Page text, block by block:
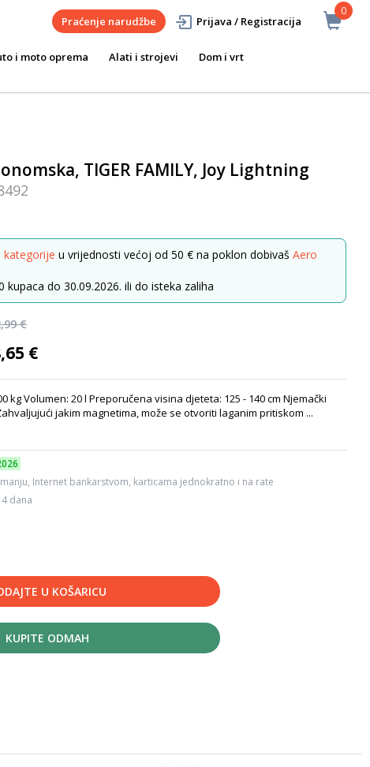
0
Praćenje narudžbe Prijava / Registracija
i moto oprema Alati i strojevi
Dom i vrt
TIGER FAMILY, Joy Lightning
kategorije u vrijednosti većoj od 50 € na poklon dobivaš Aero
kupaca do 30.09.2026. ili do isteka zaliha
€
€
kg Volumen: 20 l Preporučena visina djeteta: 125 - 140 cm Njemački
jakim magnetima, može se otvoriti laganim pritiskom ...
Internet bankarstvom, karticama jednokratno i na rate
dana
U KOŠARICU
KUPITE ODMAH